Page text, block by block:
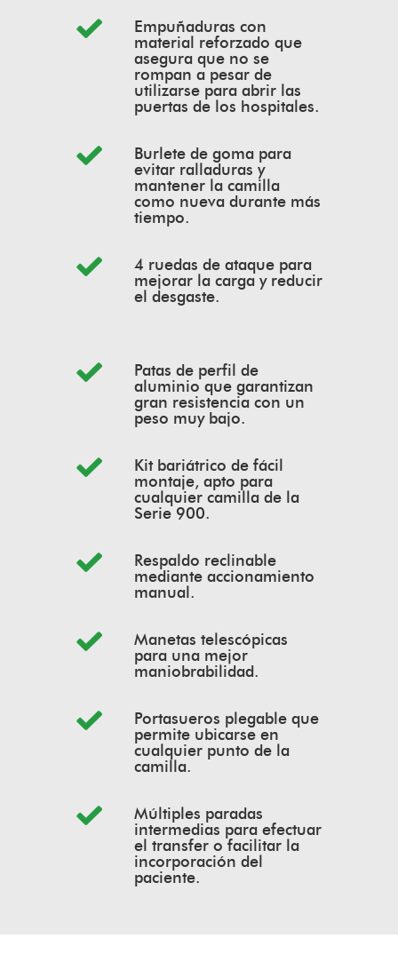
Empuñaduras con
material reforzado que
asegura que no se
rompan a pesar de
utilizarse para abrir las
puertas de los hospitales.
Burlete de goma para
evitar ralladuras y
mantener la camilla
como nueva durante más
tiempo.
4 ruedas de ataque para
mejorar la carga y reducir
el desgaste.
Patas de perfil de
aluminio que garantizan
gran resistencia con un
peso muy bajo.
Kit bariátrico de fácil
montaje, apto para
cualquier camilla de la
Serie 900.
Respaldo reclinable
mediante accionamiento
manual.
Manetas telescópicas
para una mejor
maniobrabilidad.
Portasueros plegable que
permite ubicarse en
cualquier punto de la
camilla.
Múltiples paradas
intermedias para efectuar
el transfer o facilitar la
incorporación del
paciente.